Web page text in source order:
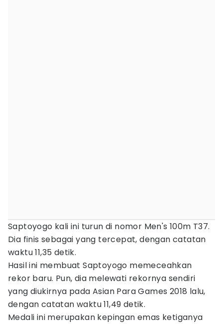
Saptoyogo kali ini turun di nomor Men's 100m T37.
Dia finis sebagai yang tercepat, dengan catatan
waktu 11,35 detik.
Hasil ini membuat Saptoyogo memeceahkan
rekor baru. Pun, dia melewati rekornya sendiri
yang diukirnya pada Asian Para Games 2018 lalu,
dengan catatan waktu 11,49 detik.
Medali ini merupakan kepingan emas ketiganya